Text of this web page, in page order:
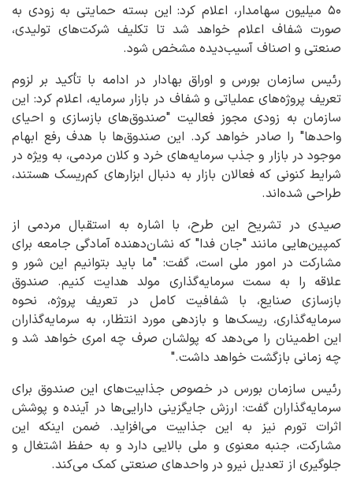
۵۰ میلیون سهامدار، اعلام کرد: این بسته حمایتی به زودی به
صورت شفاف اعلام خواهد شد تا تکلیف شرکت‌های تولیدی،
صنعتی و اصناف آسیب‌دیده مشخص شود.
رئیس سازمان بورس و اوراق بهادار در ادامه با تأکید بر لزوم
تعریف پروژه‌های عملیاتی و شفاف در بازار سرمایه، اعلام کرد: این
سازمان به زودی مجوز فعالیت "صندوق‌های بازسازی و احیای
واحدها" را صادر خواهد کرد. این صندوق‌ها با هدف رفع ابهام
موجود در بازار و جذب سرمایه‌های خرد و کلان مردمی، به ویژه در
شرایط کنونی که فعالان بازار به دنبال ابزارهای کم‌ریسک هستند،
طراحی شده‌اند.
صیدی در تشریح این طرح، با اشاره به استقبال مردمی از
کمپین‌هایی مانند "جان فدا" که نشان‌دهنده آمادگی جامعه برای
مشارکت در امور ملی است، گفت: "ما باید بتوانیم این شور و
علاقه را به سمت سرمایه‌گذاری مولد هدایت کنیم. صندوق
بازسازی صنایع، با شفافیت کامل در تعریف پروژه، نحوه
سرمایه‌گذاری، ریسک‌ها و بازدهی مورد انتظار، به سرمایه‌گذاران
این اطمینان را می‌دهد که پولشان صرف چه امری خواهد شد و
چه زمانی بازگشت خواهد داشت."
رئیس سازمان بورس در خصوص جذابیت‌های این صندوق برای
سرمایه‌گذاران گفت: ارزش جایگزینی دارایی‌ها در آینده و پوشش
اثرات تورم نیز به این جذابیت می‌افزاید. ضمن اینکه این
مشارکت، جنبه معنوی و ملی بالایی دارد و به حفظ اشتغال و
جلوگیری از تعدیل نیرو در واحدهای صنعتی کمک می‌کند.